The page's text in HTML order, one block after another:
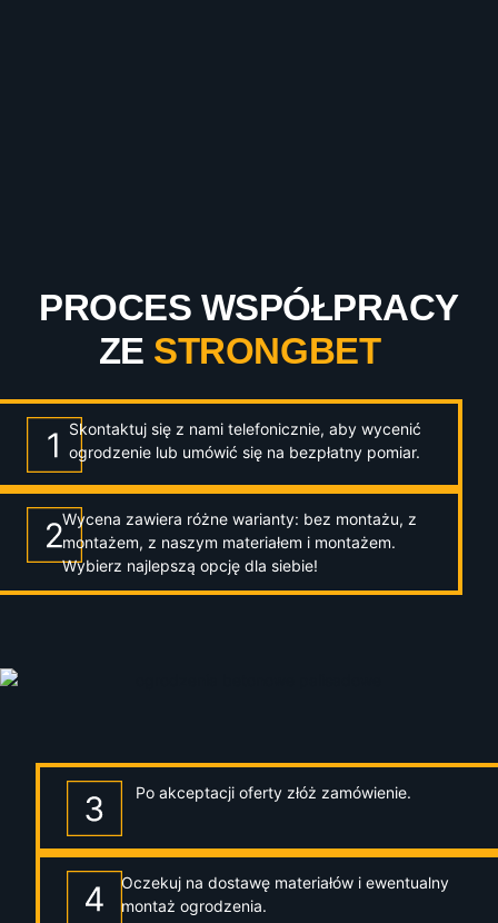
PROCES WSPÓŁPRACY
ZE STRONGBET
Skontaktuj się z nami telefonicznie, aby wycenić
ogrodzenie lub umówić się na bezpłatny pomiar.
Wycena zawiera różne warianty: bez montażu, z
montażem, z naszym materiałem i montażem.
Wybierz najlepszą opcję dla siebie!
Po akceptacji oferty złóż zamówienie.
Oczekuj na dostawę materiałów i ewentualny
montaż ogrodzenia.